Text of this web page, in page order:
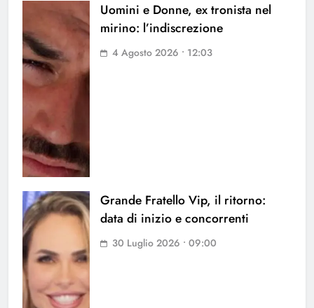
Uomini e Donne, ex tronista nel
mirino: l’indiscrezione
4 Agosto 2026 • 12:03
Grande Fratello Vip, il ritorno:
data di inizio e concorrenti
30 Luglio 2026 • 09:00